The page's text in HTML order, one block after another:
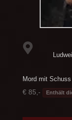
Mord mit
€ 85,- Enthält